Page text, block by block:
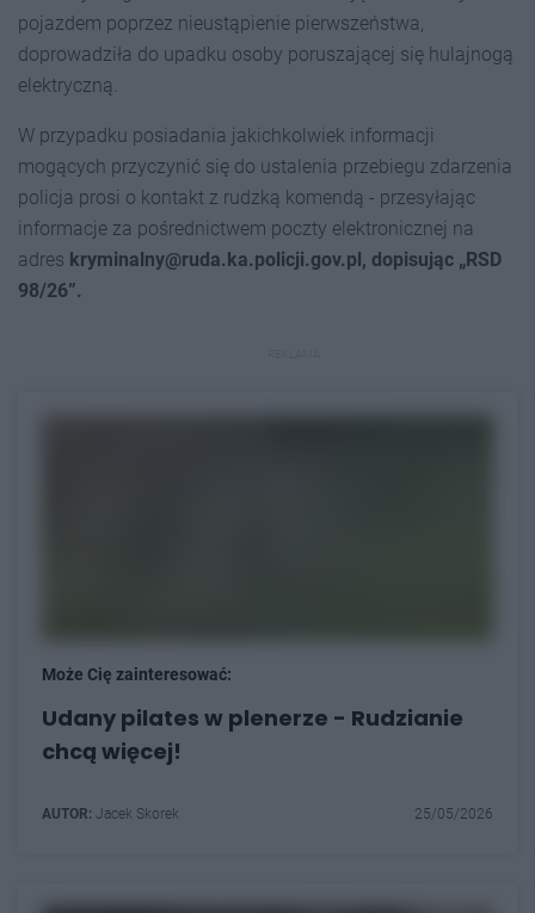
pojazdem poprzez nieustąpienie pierwszeństwa,
doprowadziła do upadku osoby poruszającej się hulajnogą
elektryczną.
W przypadku posiadania jakichkolwiek informacji
mogących przyczynić się do ustalenia przebiegu zdarzenia
policja prosi o kontakt z rudzką komendą - przesyłając
informacje za pośrednictwem poczty elektronicznej na
adres kryminalny@ruda.ka.policji.gov.pl, dopisując „RSD
98/26”.
Może Cię zainteresować:
Udany pilates w plenerze - Rudzianie
chcą więcej!
AUTOR: Jacek Skorek 25/05/2026